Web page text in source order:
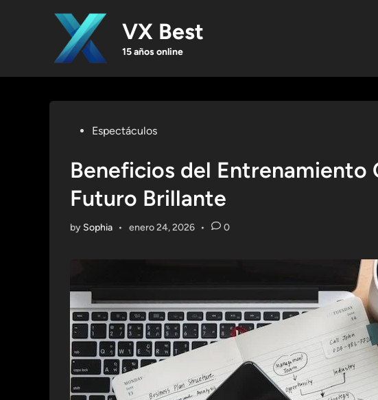
VX Best
15 años online
PostedEspectáculos
Beneficios del Entrenamiento
Futuro Brillante
by Sophia • enero 24, 2026 • 0